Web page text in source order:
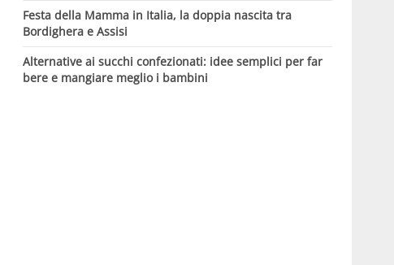
Festa della Mamma in Italia, la doppia nascita tra
Bordighera e Assisi
Alternative ai succhi confezionati: idee semplici per far
bere e mangiare meglio i bambini